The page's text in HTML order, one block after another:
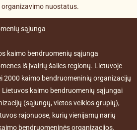
nuostatus.
sąjunga
kaimo bendruomenių sąjunga
iš įvairių šalies regionų. Lietuvoje
2000 kaimo bendruomeninių organizacijų
kaimo bendruomenių sąjungai
(sąjungų, vietos veiklos grupių),
rajonuose, kurių vienijamų narių
bendruomeninės organizacijos.